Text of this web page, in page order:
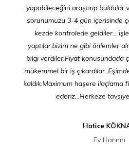
yapabileceğini araştırıp buldular
sorunumuzu 3-4 gün içerisinde
kezde kontrolede geldiler...
yaptılar.bizim ne gibi önlemler
bilgi verdiler.Fiyat konusundada
mükemmel bir iş çıkardılar
kaldık.Maximum haşere ilaçlama
ederiz...Herkeze tavsiye
Hatice
Ev Hanımı